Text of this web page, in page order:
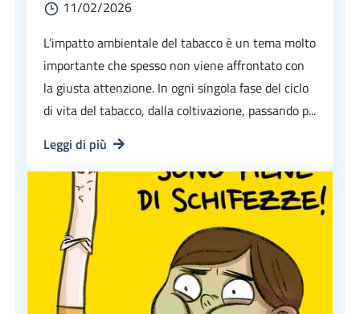
11/02/2026
L’impatto ambientale del tabacco è un tema molto
importante che spesso non viene affrontato con
la giusta attenzione. In ogni singola fase del ciclo
di vita del tabacco, dalla coltivazione, passando p...
Leggi di più